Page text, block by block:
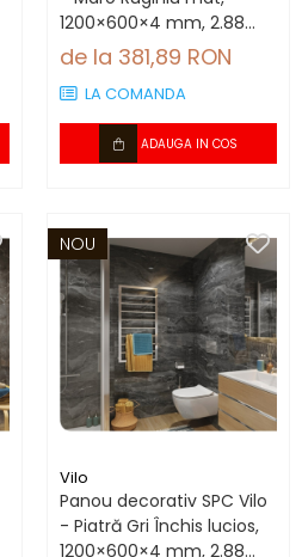
1200×600×4 mm, 2.88
mp/cutie (4 panouri)
de la 381,89 RON
LA COMANDA
ADAUGA IN COS
NOU
Vilo
Panou decorativ SPC Vilo
- Piatră Gri Închis lucios,
1200×600×4 mm, 2.88